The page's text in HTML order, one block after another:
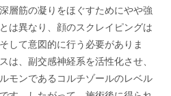
層筋の凝りをほぐすためにやや強
は異なり、顔のスクレイピングは
して意図的に行う必要がありま
は、副交感神経系を活性化させ、
モンであるコルチゾールのレベル